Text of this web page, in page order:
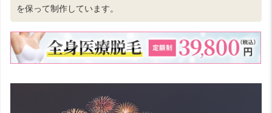
を保って制作しています。